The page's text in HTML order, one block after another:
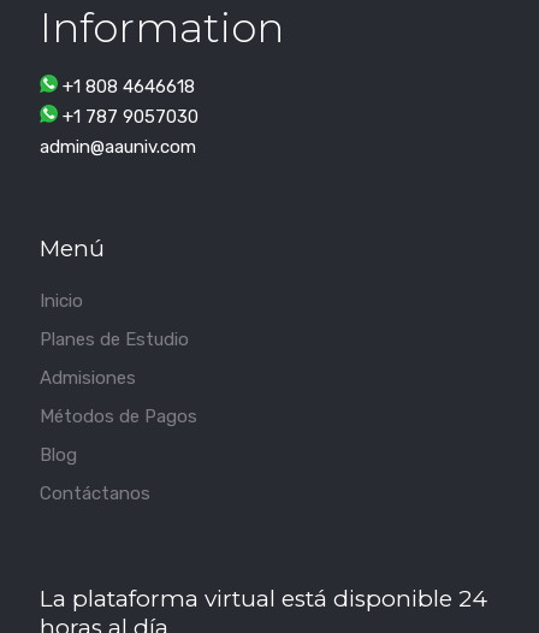
Information
+1 808 4646618
+1 787 9057030
admin@aauniv.com
Menú
Inicio
Planes de Estudio
Admisiones
Métodos de Pagos
Blog
Contáctanos
La plataforma virtual está disponible 24
horas al día